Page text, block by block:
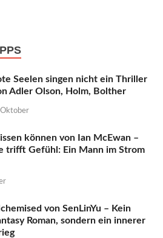
Seelen singen nicht ein Thriller
Adler Olson, Holm, Bolther
können von Ian McEwan –
trifft Gefühl: Ein Mann im Strom
von SenLinYu – Kein
Roman, sondern ein innerer